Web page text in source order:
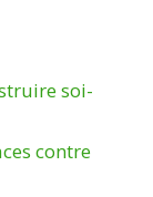
soi-
contre